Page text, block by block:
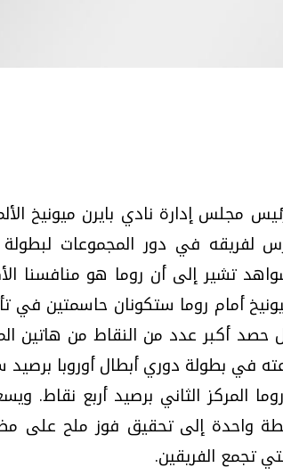
مجلس إدارة نادي بايرن ميونيخ
لفريقه في دور المجموعات
تشير إلى أن روما هو منافسنا
أمام روما ستكونان حاسمتين في
حصد أكبر عدد من النقاط من هاتين
في بطولة دوري أبطال أوروبا
المركز الثاني برصيد أربع نقاط.
واحدة إلى تحقيق فوز ملح على
تجمع الفريقين.
دليلك للتنسيق
وإجابات
تقنيات واعدة